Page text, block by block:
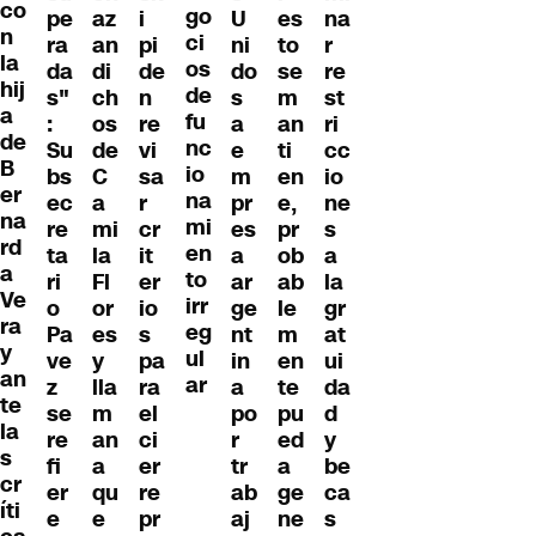
co
n
la
hij
a
de
B
er
na
rd
a
Ve
ra
y
an
te
la
s
cr
íti
pe
ra
da
s"
:
Su
bs
ec
re
ta
ri
o
Pa
ve
z
se
re
fi
er
e
az
an
di
ch
os
de
C
a
mi
la
Fl
or
es
y
lla
m
an
a
qu
e
i
pi
de
n
re
vi
sa
r
cr
it
er
io
s
pa
ra
el
ci
er
re
pr
go
ci
os
de
fu
nc
io
na
mi
en
to
irr
eg
ul
ar
U
ni
do
s
a
e
m
pr
es
a
ar
ge
nt
in
a
po
r
tr
ab
aj
es
to
se
m
an
ti
en
e,
pr
ob
ab
le
m
en
te
pu
ed
a
ge
ne
na
r
re
st
ri
cc
io
ne
s
a
la
gr
at
ui
da
d
y
be
ca
s